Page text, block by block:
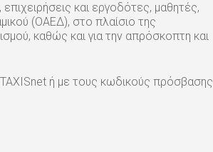
και εργοδότες, μαθητές,
(ΟΑΕΔ), στο πλαίσιο της
καθώς και για την απρόσκοπτη και
ή με τους κωδικούς πρόσβασης